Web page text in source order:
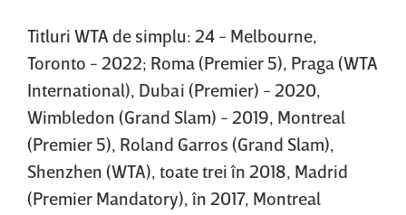
Titluri WTA de simplu: 24 - Melbourne,
Toronto - 2022; Roma (Premier 5), Praga (WTA
International), Dubai (Premier) - 2020,
Wimbledon (Grand Slam) - 2019, Montreal
(Premier 5), Roland Garros (Grand Slam),
Shenzhen (WTA), toate trei în 2018, Madrid
(Premier Mandatory), în 2017, Montreal